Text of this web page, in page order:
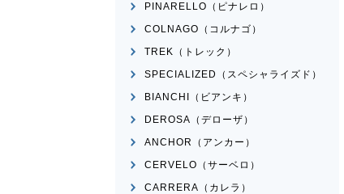
PINARELLO（ピナレロ）
COLNAGO（コルナゴ）
TREK（トレック）
SPECIALIZED（スペシャライズド）
BIANCHI（ビアンキ）
DEROSA（デローザ）
ANCHOR（アンカー）
CERVELO（サーベロ）
CARRERA（カレラ）